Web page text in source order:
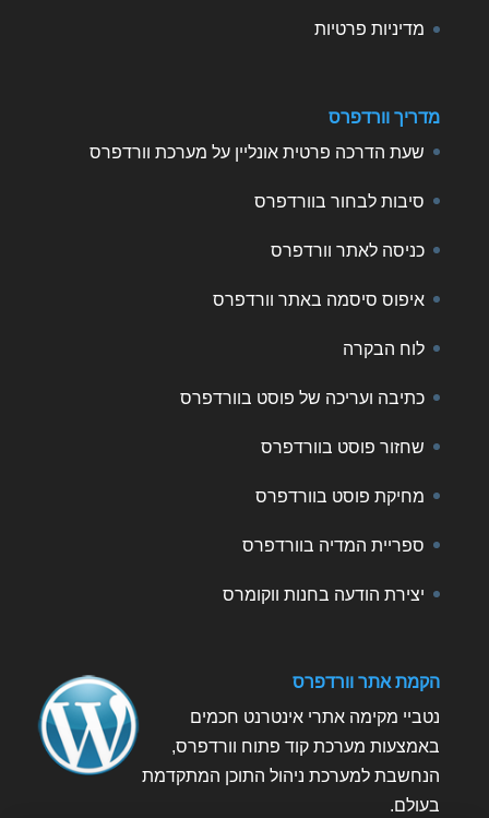
מדיניות פרטיות
מדריך וורדפרס
שעת הדרכה פרטית אונליין על מערכת וורדפרס
סיבות לבחור בוורדפרס
כניסה לאתר וורדפרס
איפוס סיסמה באתר וורדפרס
לוח הבקרה
כתיבה ועריכה של פוסט בוורדפרס
שחזור פוסט בוורדפרס
מחיקת פוסט בוורדפרס
ספריית המדיה בוורדפרס
יצירת הודעה בחנות ווקומרס
הקמת אתר וורדפרס
נטביי מקימה אתרי אינטרנט חכמים
באמצעות מערכת קוד פתוח וורדפרס,
הנחשבת למערכת ניהול התוכן המתקדמת
בעולם.